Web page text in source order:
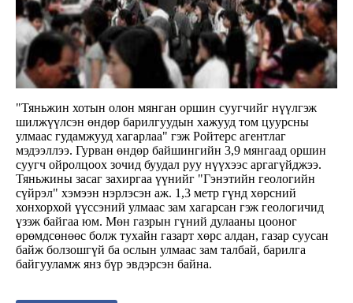
"Тяньжин хотын олон мянган оршин суугчийг нүүлгэж
шилжүүлсэн өндөр барилгуудын хажууд том цуурсны
улмаас гудамжууд хагарлаа" гэж Ройтерс агентлаг
мэдээллээ. Гурван өндөр байшингийн 3,9 мянгаад оршин
суугч ойролцоох зочид буудал руу нүүхээс аргагүйджээ.
Тяньжины засаг захиргаа үүнийг "Гэнэтийн геологийн
сүйрэл" хэмээн нэрлэсэн аж. 1,3 метр гүнд хөрсний
хонхорхой үүссэний улмаас зам хагарсан гэж геологичид
үзэж байгаа юм. Мөн газрын гүний дулааны цооног
өрөмдсөнөөс болж тухайн газарт хөрс алдан, газар суусан
байж болзошгүй ба ослын улмаас зам талбай, барилга
байгууламж янз бүр эвдэрсэн байна.